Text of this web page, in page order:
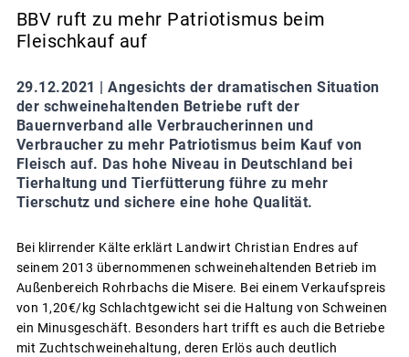
BBV ruft zu mehr Patriotismus beim
Fleischkauf auf
29.12.2021 | Angesichts der dramatischen Situation
der schweinehaltenden Betriebe ruft der
Bauernverband alle Verbraucherinnen und
Verbraucher zu mehr Patriotismus beim Kauf von
Fleisch auf. Das hohe Niveau in Deutschland bei
Tierhaltung und Tierfütterung führe zu mehr
Tierschutz und sichere eine hohe Qualität.
Bei klirrender Kälte erklärt Landwirt Christian Endres auf
seinem 2013 übernommenen schweinehaltenden Betrieb im
Außenbereich Rohrbachs die Misere. Bei einem Verkaufspreis
von 1,20€/kg Schlachtgewicht sei die Haltung von Schweinen
ein Minusgeschäft. Besonders hart trifft es auch die Betriebe
mit Zuchtschweinehaltung, deren Erlös auch deutlich